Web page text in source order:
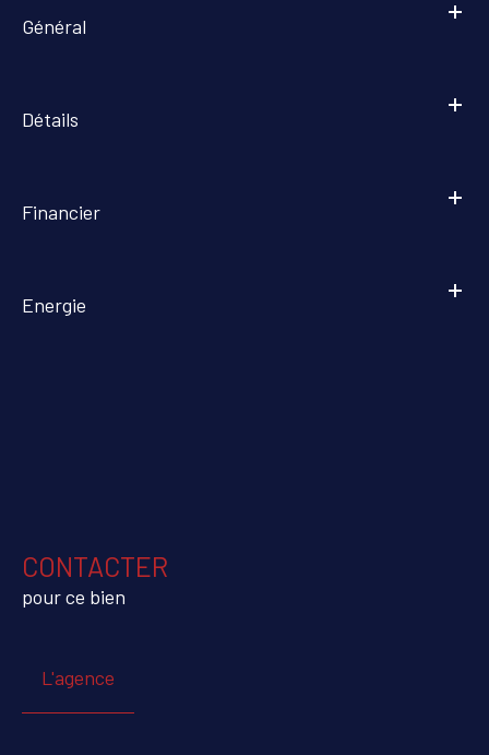
Général
Détails
Financier
Energie
CONTACTER
pour ce bien
L'agence